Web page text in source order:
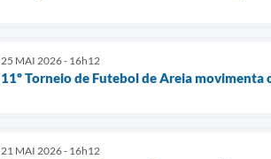
25 MAI 2026 - 16h12
11º Torneio de Futebol de Areia
21 MAI 2026 - 16h12